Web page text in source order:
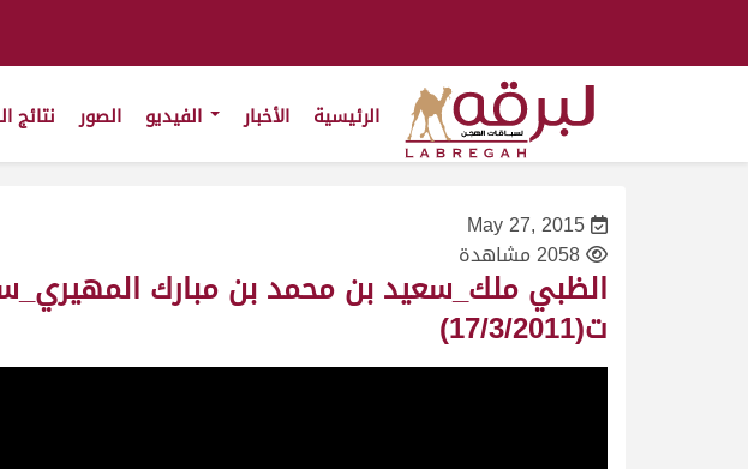
الرئيسية الأخبار الصور نتائج
May 27, 2015
2058 مشاهدة
ت(17/3/2011)